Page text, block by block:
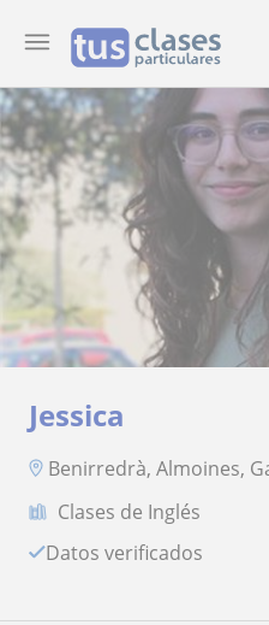
Jessica
Benirredrà, Almoines,
Clases de Inglés
Datos verificados